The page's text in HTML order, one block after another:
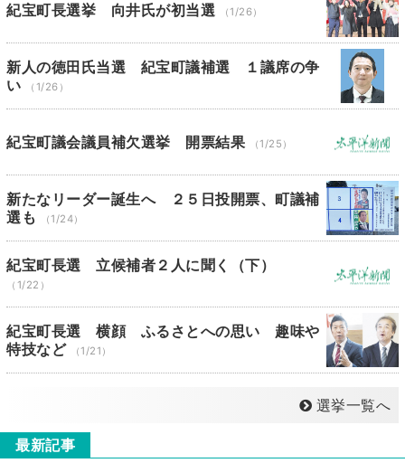
紀宝町長選挙 向井氏が初当選 （1/26）
新人の徳田氏当選 紀宝町議補選 １議席の争
い
（1/26）
紀宝町議会議員補欠選挙 開票結果 （1/25）
新たなリーダー誕生へ ２５日投開票、町議補
選も
（1/24）
紀宝町長選 立候補者２人に聞く（下）
（1/22）
紀宝町長選 横顔 ふるさとへの思い 趣味や
特技など
（1/21）
選挙一覧へ
最新記事